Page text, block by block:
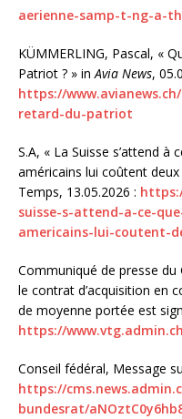
aerienne-samp-t-ng-a-
KÜMMERLING, Pascal, «
Patriot ? » inAvia News,
https://
retard-du-patriot
S.A, « La Suisse s’attend
américains lui coûtent
Temps, 13.05.2026 :
suisse-s-attend-a-ce-
americains-lui-coutent-
Communiqué de presse du
le contrat d’acquisition en
de moyenne portée est
https://
Conseil fédéral, Message
https://
bundesrat/